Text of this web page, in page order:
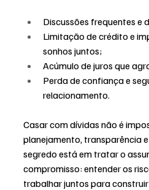
Discussões frequentes e
Limitação de crédito e
sonhos juntos;
Acúmulo de juros que
Perda de confiança e
relacionamento.
Casar com dívidas não é
planejamento, transparência
segredo está em tratar o
compromisso: entender os
trabalhar juntos para